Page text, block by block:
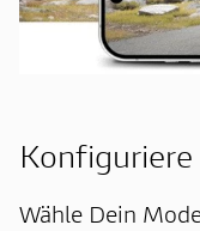
Wähle Dein